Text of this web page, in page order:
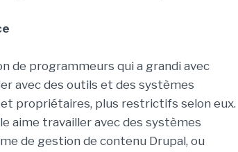
de programmeurs qui a grandi avec
avec des outils et des systèmes
propriétaires, plus restrictifs selon eux.
aime travailler avec des systèmes
de gestion de contenu Drupal, ou